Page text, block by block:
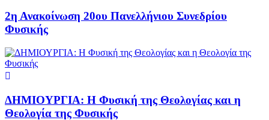
2η Ανακοίνωση 20ου Πανελλήνιου Συνεδρίου
Φυσικής
ΔΗΜΙΟΥΡΓΙΑ: Η Φυσική της Θεολογίας και η
Θεολογία της Φυσικής